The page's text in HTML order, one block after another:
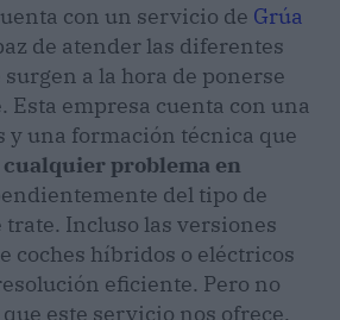
con un servicio de Grúa
de atender las diferentes
a la hora de ponerse
Esta empresa cuenta con una
y una formación técnica que
problema en
del tipo de
trate. Incluso las versiones
coches híbridos o eléctricos
eficiente. Pero no
este servicio nos ofrece,